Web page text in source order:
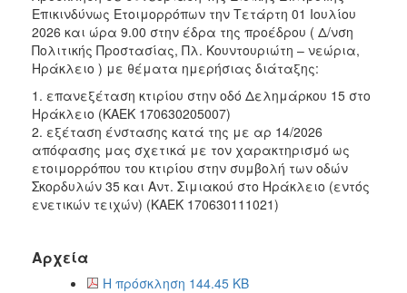
Επικινδύνως Ετοιμορρόπων την Τετάρτη 01 Ιουλίου
2026 και ώρα 9.00 στην έδρα της προέδρου ( Δ/νση
Πολιτικής Προστασίας, Πλ. Κουντουριώτη – νεώρια,
Ηράκλειο ) με θέματα ημερήσιας διάταξης:
1. επανεξέταση κτιρίου στην οδό Δελημάρκου 15 στο
Ηράκλειο (ΚΑΕΚ 170630205007)
2. εξέταση ένστασης κατά της με αρ 14/2026
απόφασης μας σχετικά με τον χαρακτηρισμό ως
ετοιμορρόπου του κτιρίου στην συμβολή των οδών
Σκορδυλών 35 και Αντ. Σιμιακού στο Ηράκλειο (εντός
ενετικών τειχών) (ΚΑΕΚ 170630111021)
Αρχεία
Η πρόσκληση 144.45 KB